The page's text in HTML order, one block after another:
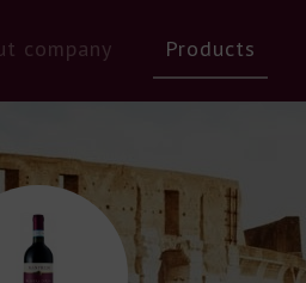
company Products